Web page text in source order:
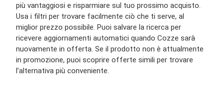
più vantaggiosi e risparmiare sul tuo prossimo acquisto.
Usa i filtri per trovare facilmente ciò che ti serve, al
miglior prezzo possibile. Puoi salvare la ricerca per
ricevere aggiornamenti automatici quando Cozze sarà
nuovamente in offerta. Se il prodotto non è attualmente
in promozione, puoi scoprire offerte simili per trovare
l’alternativa più conveniente.